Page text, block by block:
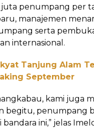
penumpang per
manajemen
serta
internasional.
Tanjung Alam
September
kami juga
begitu, penumpang
ini,” jelas